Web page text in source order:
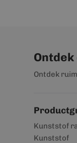
Ontdek
Kunststof
Kunststof